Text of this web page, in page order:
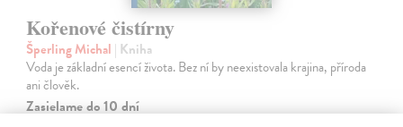
Kořenové čistírny
Šperling Michal | Kniha
Voda je základní esencí života. Bez ní by neexistovala krajina, příroda
ani člověk.
Zasielame do 10 dní